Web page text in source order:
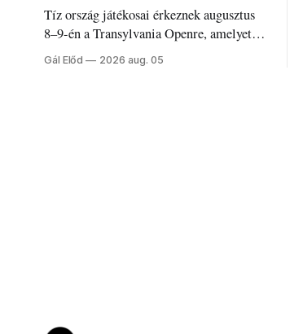
Tíz ország játékosai érkeznek augusztus
8–9-én a Transylvania Openre, amelyet
Románia legrégebben működő állandó
discgolfpályáján rendeznek meg.
Gál Előd 2026 aug. 05